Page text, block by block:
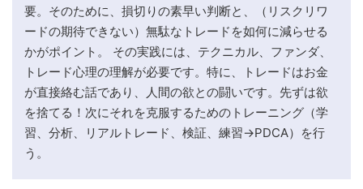
要。そのために、損切りの素早い判断と、（リスクリワ
ードの期待できない）無駄なトレードを如何に減らせる
かがポイント。 その実践には、テクニカル、ファンダ、
トレード心理の理解が必要です。特に、トレードはお金
が直接絡む話であり、人間の欲との闘いです。先ずは欲
を捨てる！次にそれを克服するためのトレーニング（学
習、分析、リアルトレード、検証、練習→PDCA）を行
う。